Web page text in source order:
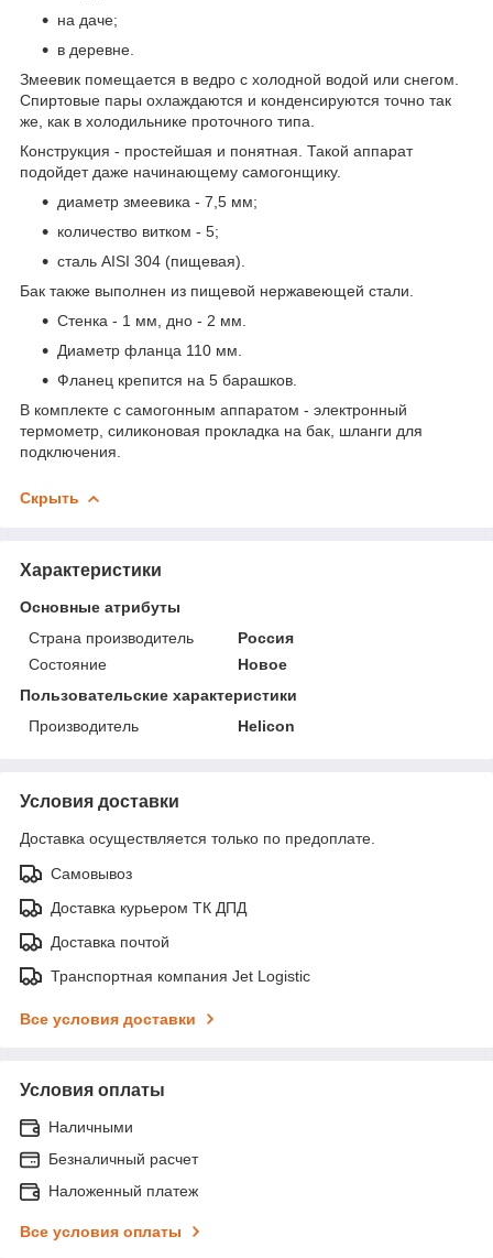
на даче;
в деревне.
Змеевик помещается в ведро с холодной водой или снегом.
Спиртовые пары охлаждаются и конденсируются точно так
же, как в холодильнике проточного типа.
Конструкция - простейшая и понятная. Такой аппарат
подойдет даже начинающему самогонщику.
диаметр змеевика - 7,5 мм;
количество витком - 5;
сталь AISI 304 (пищевая).
Бак также выполнен из пищевой нержавеющей стали.
Стенка - 1 мм, дно - 2 мм.
Диаметр фланца 110 мм.
Фланец крепится на 5 барашков.
В комплекте с самогонным аппаратом - электронный
термометр, силиконовая прокладка на бак, шланги для
подключения.
Скрыть
Характеристики
Основные атрибуты
Страна производитель
Россия
Состояние
Новое
Пользовательские характеристики
Производитель
Helicon
Условия доставки
Доставка осуществляется только по предоплате.
Самовывоз
Доставка курьером ТК ДПД
Доставка почтой
Транспортная компания Jet Logistic
Все условия доставки
Условия оплаты
Наличными
Безналичный расчет
Наложенный платеж
Все условия оплаты